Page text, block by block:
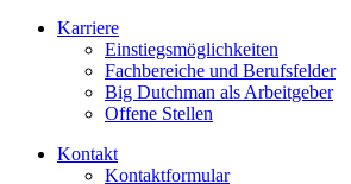
Karriere
Einstiegsmöglichkeiten
Fachbereiche und Berufsfelder
Big Dutchman als Arbeitgeber
Offene Stellen
Kontakt
Kontaktformular